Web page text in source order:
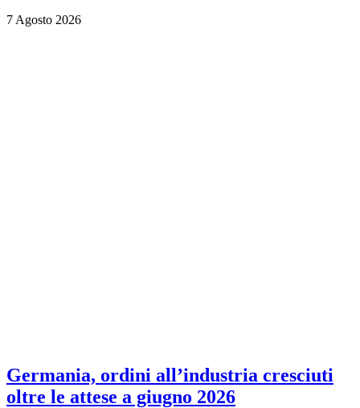
7 Agosto 2026
Germania, ordini all’industria cresciuti
oltre le attese a giugno 2026